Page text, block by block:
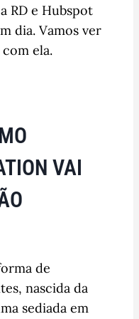
RD e Hubspot
dia. Vamos ver
ela.
VAI
de
nascida da
sediada em